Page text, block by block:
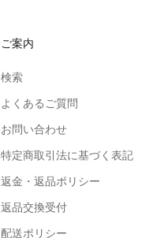
ご案内
検索
よくあるご質問
お問い合わせ
特定商取引法に基づく表記
返金・返品ポリシー
返品交換受付
配送ポリシー